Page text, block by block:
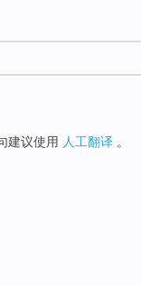
建议使用 人工翻译 。